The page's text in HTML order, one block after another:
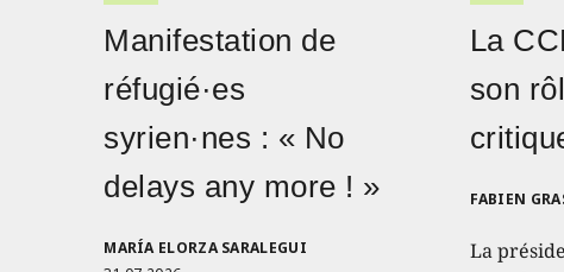
Manifestation de
réfugié·es
syrien·nes : « No
delays any more ! »
MARÍA ELORZA SARALEGUI
La
son
FABIEN
La